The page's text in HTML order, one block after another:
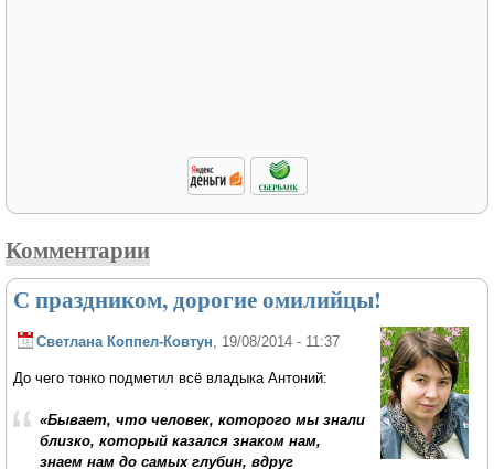
Комментарии
С праздником, дорогие омилийцы!
Светлана Коппел-Ковтун , 19/08/2014 - 11:37
До чего тонко подметил всё владыка Антоний:
«Бывает, что человек, которого мы знали
близко, который казался знаком нам,
знаем нам до самых глубин, вдруг